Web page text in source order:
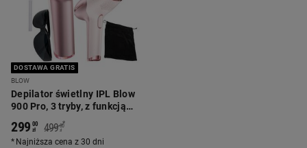
DOSTAWA GRATIS
BLOW
Depilator świetlny IPL Blow
900 Pro, 3 tryby, z funkcją
299 00
zł 499 00
zł
*
Najniższa cena z 30 dni